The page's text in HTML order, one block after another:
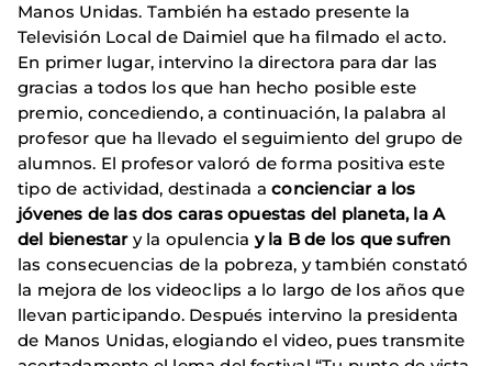
Manos Unidas. También ha estado presente la
Televisión Local de Daimiel que ha filmado el acto.
En primer lugar, intervino la directora para dar las
gracias a todos los que han hecho posible este
premio, concediendo, a continuación, la palabra al
profesor que ha llevado el seguimiento del grupo de
alumnos. El profesor valoró de forma positiva este
tipo de actividad, destinada aconcienciar a los
jóvenes de las dos caras opuestas del planeta, la A
del bienestary la opulencia y la B de los que sufren
las consecuencias de la pobreza, y también constató
la mejora de los videoclips a lo largo de los años que
llevan participando. Después intervino la presidenta
de Manos Unidas, elogiando el video, pues transmite